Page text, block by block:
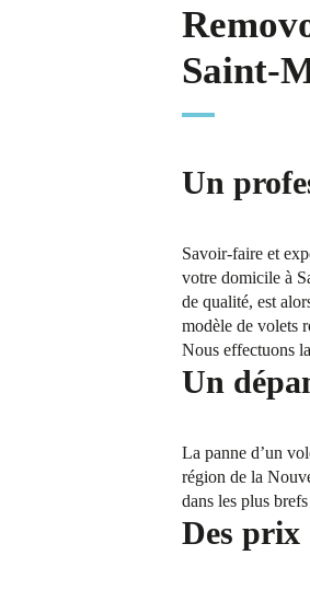
Saint-
Un
Savoir-faire et
votre domicile à
de qualité, est
modèle de volets
Nous effectuons
Un
La panne d’un
région de la
dans les plus
Des